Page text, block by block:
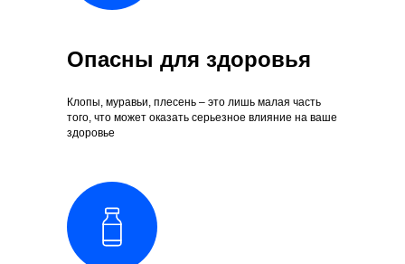
Опасны для здоровья
Клопы, муравьи, плесень – это лишь малая часть
того, что может оказать серьезное влияние на ваше
здоровье